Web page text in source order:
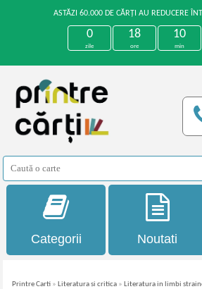
ASTĂZI 60.000 DE CĂRȚI AU REDUCERE
0
zile
18
ore
10
min
Categorii Noutati
Printre Carti » Literatura si critica » Literatura in limbi